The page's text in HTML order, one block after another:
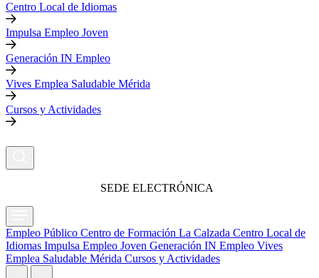
Centro Local de Idiomas
Impulsa Empleo Joven
Generación IN Empleo
Vives Emplea Saludable Mérida
Cursos y Actividades
SEDE ELECTRÓNICA
Empleo Público Centro de Formación La Calzada Centro Local de
Idiomas Impulsa Empleo Joven Generación IN Empleo Vives
Emplea Saludable Mérida Cursos y Actividades